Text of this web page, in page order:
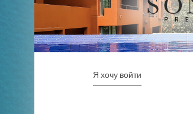
Я хочу войти